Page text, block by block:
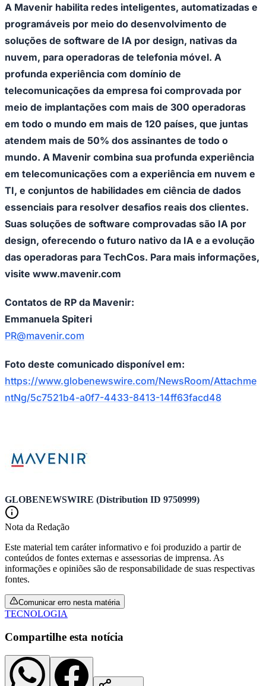
Fluminense
A Mavenir habilita redes inteligentes, automatizadas e
programáveis por meio do desenvolvimento de
soluções de software de IA por design, nativas da
nuvem, para operadoras de telefonia móvel. A
profunda experiência com domínio de
telecomunicações da empresa foi comprovada por
meio de implantações com mais de 300 operadoras
em todo o mundo em mais de 120 países, que juntas
atendem mais de 50% dos assinantes de todo o
mundo. A Mavenir combina sua profunda experiência
em telecomunicações com a experiência em nuvem e
TI, e conjuntos de habilidades em ciência de dados
essenciais para resolver desafios reais dos clientes.
Suas soluções de software comprovadas são IA por
design, oferecendo o futuro nativo da IA e a evolução
das operadoras para TechCos. Para mais informações,
visite www.mavenir.com
Contatos de RP da Mavenir:
Emmanuela Spiteri
PR@mavenir.com
Foto deste comunicado disponível em:
https://www.globenewswire.com/NewsRoom/Attachme
ntNg/5c7521b4-a0f7-4433-8413-14ff63facd48
GLOBENEWSWIRE (Distribution ID 9750999)
Nota da Redação
Este material tem caráter informativo e foi produzido a partir de
conteúdos de fontes externas e assessorias de imprensa. As
informações e opiniões são de responsabilidade de suas respectivas
fontes.
Comunicar erro nesta matéria
TECNOLOGIA
Compartilhe esta notícia